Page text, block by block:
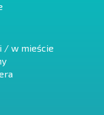
/ w mieście